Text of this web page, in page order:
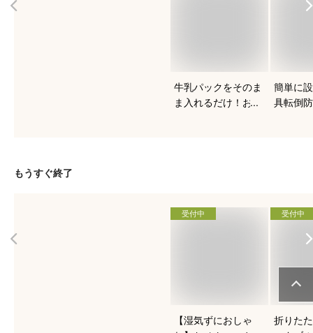
牛乳パックをそのま
ま入れるだけ！おす
簡単に
具転倒
もうすぐ終了
受付中
【湿気ずにおしゃ
受付中
折りた